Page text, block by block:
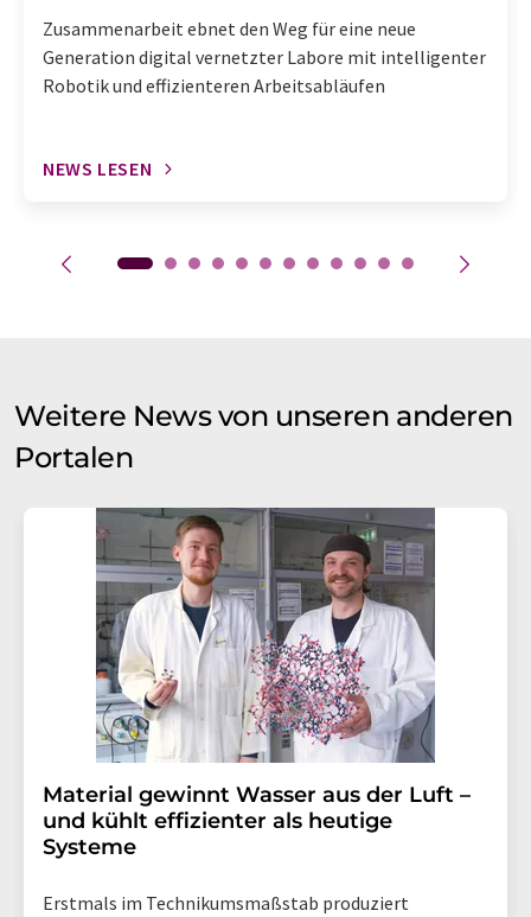
Zusammenarbeit ebnet den Weg für eine neue
Generation digital vernetzter Labore mit intelligenter
Robotik und effizienteren Arbeitsabläufen
NEWS LESEN
Weitere News von unseren anderen
Portalen
Material gewinnt Wasser aus der Luft –
und kühlt effizienter als heutige
Systeme
Erstmals im Technikumsmaßstab produziert